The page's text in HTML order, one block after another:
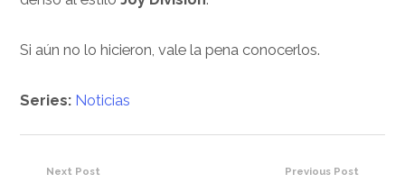
Si aún no lo hicieron, vale la pena conocerlos.
Series: Noticias
Previous Post
Next Post